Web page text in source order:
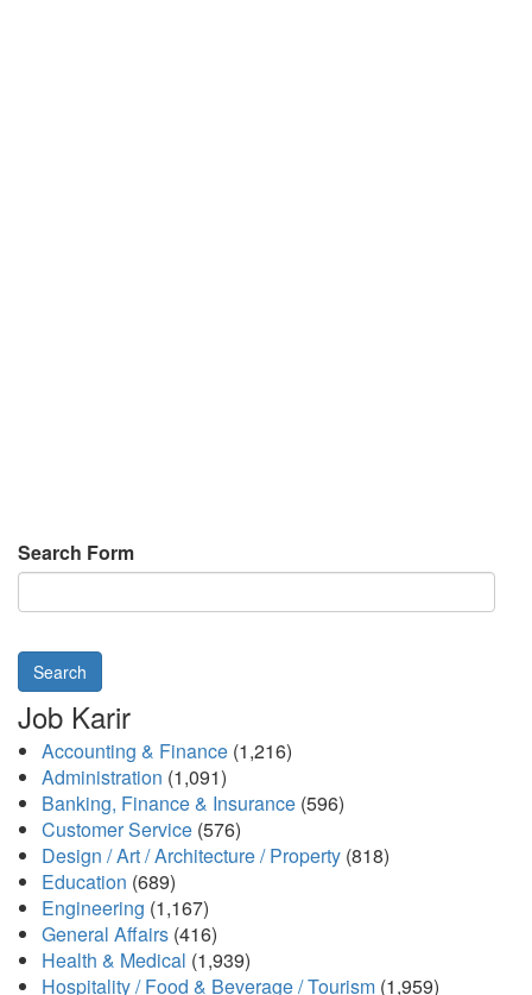
Search Form
Search
Job Karir
Accounting & Finance (1,216)
Administration (1,091)
Banking, Finance & Insurance (596)
Customer Service (576)
Design / Art / Architecture / Property (818)
Education (689)
Engineering (1,167)
General Affairs (416)
Health & Medical (1,939)
Hospitality / Food & Beverage / Tourism (1,959)